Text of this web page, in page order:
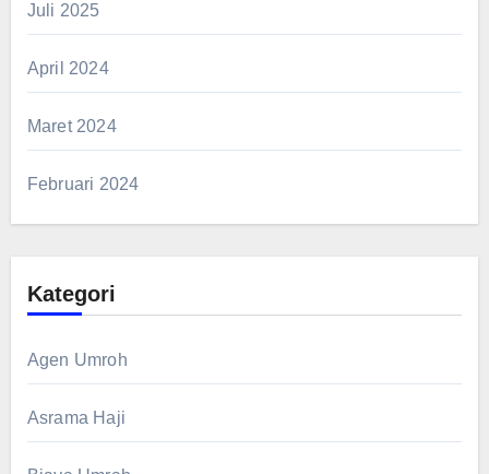
Juli 2025
April 2024
Maret 2024
Februari 2024
Kategori
Agen Umroh
Asrama Haji